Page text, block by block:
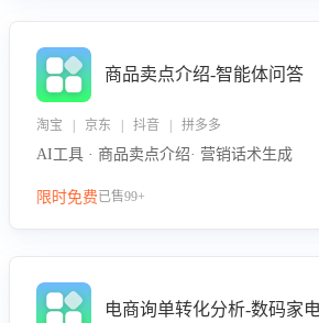
商品卖点介绍-智能体问答
淘宝 | 京东 | 抖音 | 拼多多
AI工具 · 商品卖点介绍· 营销话术生成
限时免费已售99+
电商询单转化分析-数码家